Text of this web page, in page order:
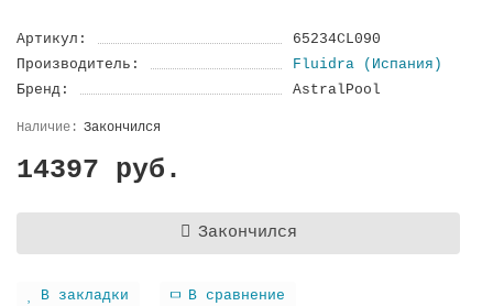
Артикул:
65234CL090
Производитель:
Fluidra (Испания)
Бренд:
AstralPool
Закончился
14397 руб.
Закончился
В закладки В сравнение